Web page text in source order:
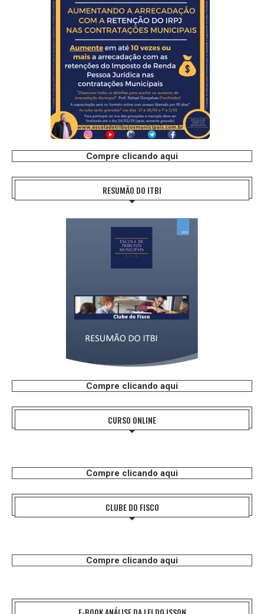
Compre clicando aqui
RESUMÃO DO ITBI
Compre clicando aqui
CURSO ONLINE
Compre clicando aqui
CLUBE DO FISCO
Compre clicando aqui